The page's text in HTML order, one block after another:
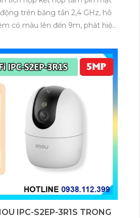
trên băng tần 2,4 GHz, hỗ
có màu lên đến 9m, phát hiện
lên đến 512GB.
IPC-S2EP-3R1S TRONG